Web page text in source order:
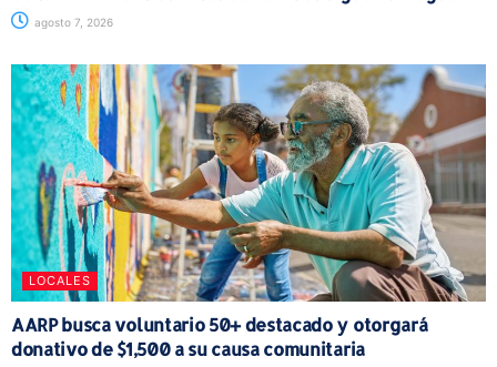
agosto 7, 2026
LOCALES
AARP busca voluntario 50+ destacado y otorgará
donativo de $1,500 a su causa comunitaria